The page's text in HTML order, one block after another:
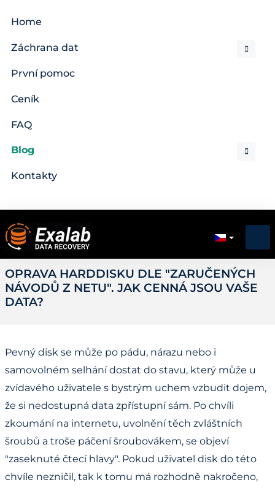
Home
Záchrana dat
První pomoc
Ceník
FAQ
Blog
Kontakty
OPRAVA HARDDISKU DLE "ZARUČENÝCH
NÁVODŮ Z NETU". JAK CENNÁ JSOU VAŠE
DATA?
Pevný disk se může po pádu, nárazu nebo i
samovolném selhání dostat do stavu, který může u
zvídavého uživatele s bystrým uchem vzbudit dojem,
že si nedostupná data zpřístupní sám. Po chvíli
zkoumání na internetu, uvolnění těch zvláštních
šroubů a troše páčení šroubovákem, se objeví
"zaseknuté čtecí hlavy". Pokud uživatel disk do této
chvíle nezničil, tak k tomu má rozhodně nakročeno,